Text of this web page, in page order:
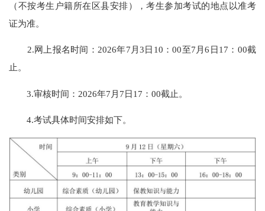
（不按考生户籍所在区县安排），考生参加考试的地点以准考
证为准。
2.网上报名时间：2026年7月3日10：00至7月6日17：00截
止。
3.审核时间：2026年7月7日17：00截止。
4.考试具体时间安排如下。